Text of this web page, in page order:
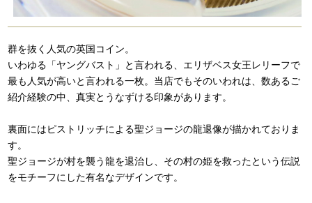
群を抜く人気の英国コイン。
いわゆる「ヤングバスト」と言われる、エリザベス女王レリーフで
最も人気が高いと言われる一枚。当店でもそのいわれは、数あるご
紹介経験の中、真実とうなずける印象があります。
裏面にはピストリッチによる聖ジョージの龍退像が描かれておりま
す。
聖ジョージが村を襲う龍を退治し、その村の姫を救ったという伝説
をモチーフにした有名なデザインです。